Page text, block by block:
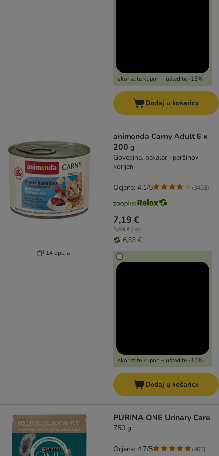
Iskoristite kupon – uštedite -15%
Dodaj u košaricu
14 opcija
animonda Carny Adult 6 x
200 g
Govedina, bakalar i peršinov
korijen
7,19 €
5,99 € / kg
6,83 €
Iskoristite kupon – uštedite -10%
Ocjena: 4.1/5 (3403)
Dodaj u košaricu
PURINA ONE Urinary Care
750 g
Ocjena: 4.7/5 (463)